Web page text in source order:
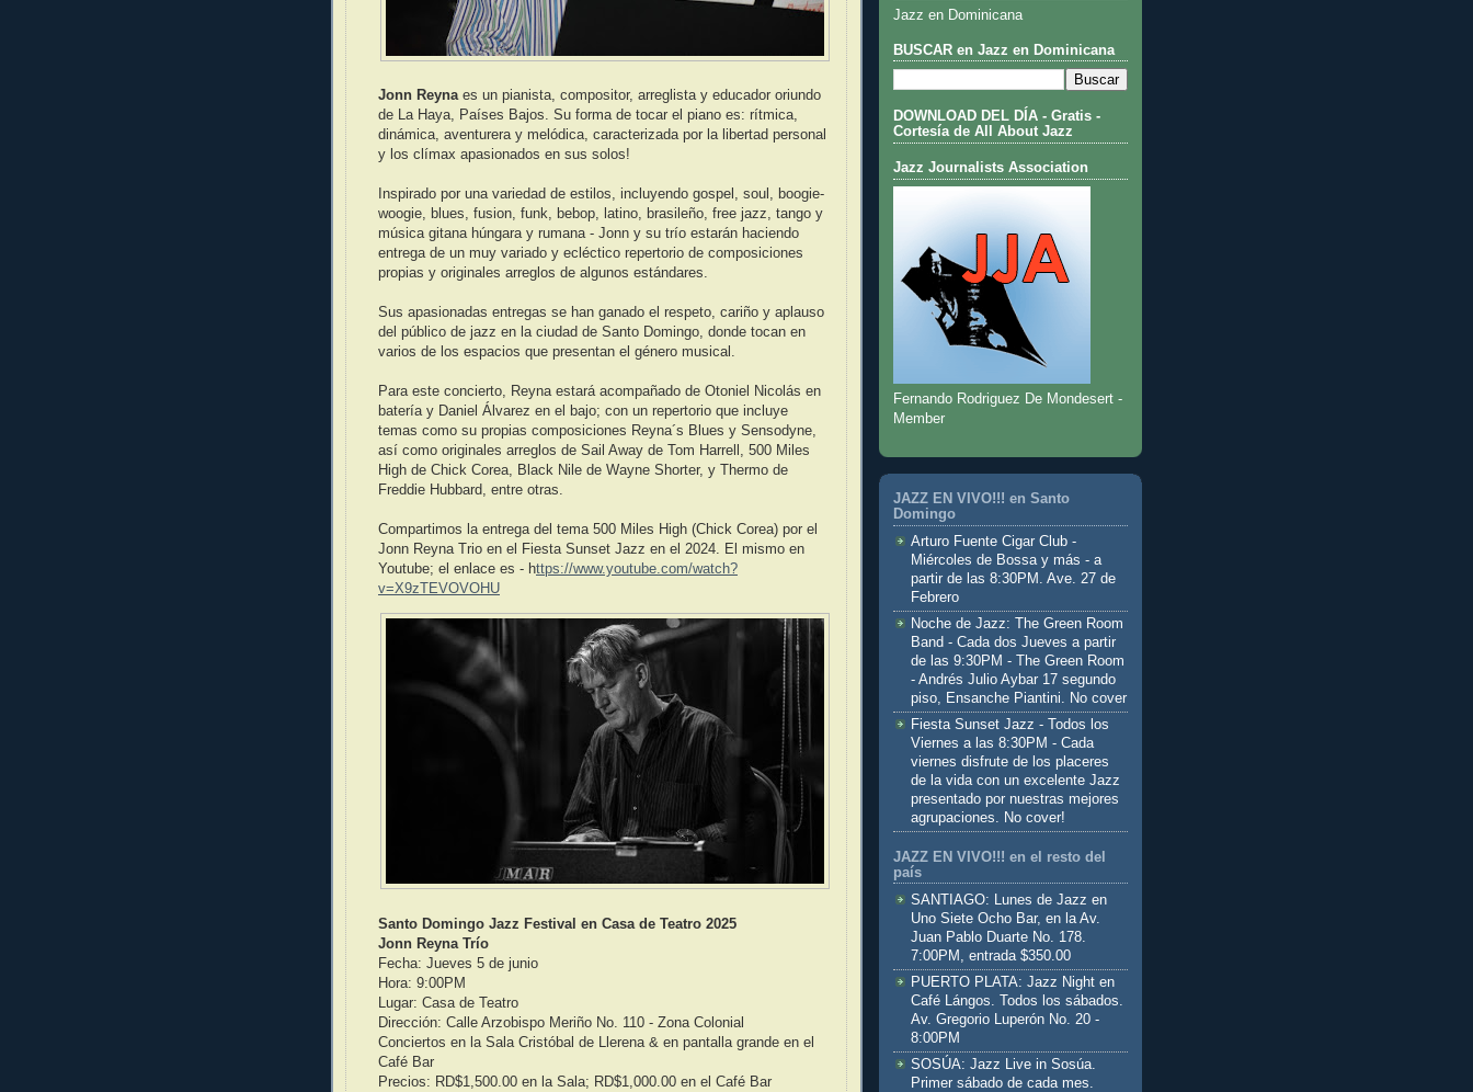
Jonn Reynaes un pianista, compositor, arreglista y educador oriundo
de La Haya, Países Bajos. Su forma de tocar el piano es: rítmica,
dinámica, aventurera y melódica, caracterizada por la libertad personal
y los clímax apasionados en sus solos!
Inspirado por una variedad de estilos, incluyendo gospel, soul, boogie-
woogie, blues, fusion, funk, bebop, latino, brasileño, free jazz, tango y
música gitana húngara y rumana - Jonn y su trío estarán haciendo
entrega de un muy variado y ecléctico repertorio de composiciones
propias y originales arreglos de algunos estándares.
Sus apasionadas entregas se han ganado el respeto, cariño y aplauso
del público de jazz en la ciudad de Santo Domingo, donde tocan en
varios de los espacios que presentan el género musical.
Para este concierto, Reyna estará acompañado de Otoniel Nicolás en
batería y Daniel Álvarez en el bajo; con un repertorio que incluye
temas como su propias composiciones Reyna´s Blues y Sensodyne,
así como originales arreglos de Sail Away de Tom Harrell, 500 Miles
High de Chick Corea, Black Nile de Wayne Shorter, y Thermo de
Freddie Hubbard, entre otras.
Compartimos la entrega del tema 500 Miles High (Chick Corea) por el
Jonn Reyna Trio en el Fiesta Sunset Jazz en el 2024. El mismo en
Youtube; el enlace es - https://www.youtube.com/watch?
v=X9zTEVOVOHU
Santo Domingo Jazz Festival en Casa de Teatro 2025
Jonn Reyna Trío
Fecha: Jueves 5 de junio
Hora: 9:00PM
Lugar: Casa de Teatro
Dirección: Calle Arzobispo Meriño No. 110 - Zona Colonial
Conciertos en la Sala Cristóbal de Llerena & en pantalla grande en el
Café Bar
Precios: RD$1,500.00 en la Sala; RD$1,000.00 en el Café Bar
Jazz en Dominicana
BUSCAR en Jazz en Dominicana
DOWNLOAD DEL DÍA - Gratis -
Cortesía de All About Jazz
Jazz Journalists Association
Fernando Rodriguez De Mondesert -
Member
JAZZ EN VIVO!!! en Santo
Domingo
Arturo Fuente Cigar Club -
Miércoles de Bossa y más - a
partir de las 8:30PM. Ave. 27 de
Febrero
Noche de Jazz: The Green Room
Band - Cada dos Jueves a partir
de las 9:30PM - The Green Room
- Andrés Julio Aybar 17 segundo
piso, Ensanche Piantini. No cover
Fiesta Sunset Jazz - Todos los
Viernes a las 8:30PM - Cada
viernes disfrute de los placeres
de la vida con un excelente Jazz
presentado por nuestras mejores
agrupaciones. No cover!
JAZZ EN VIVO!!! en el resto del
país
SANTIAGO: Lunes de Jazz en
Uno Siete Ocho Bar, en la Av.
Juan Pablo Duarte No. 178.
7:00PM, entrada $350.00
PUERTO PLATA: Jazz Night en
Café Lángos. Todos los sábados.
Av. Gregorio Luperón No. 20 -
8:00PM
SOSÚA: Jazz Live in Sosúa.
Primer sábado de cada mes.